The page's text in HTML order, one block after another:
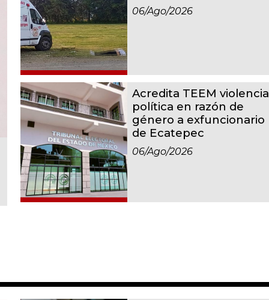
06/ago/2026
Acredita TEEM violencia
política en razón de
género a exfuncionario
de Ecatepec
06/ago/2026